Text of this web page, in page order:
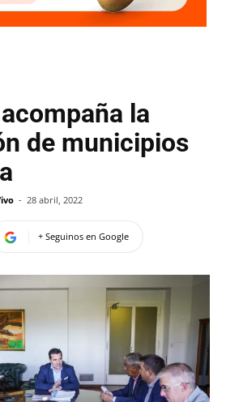
la
de municipios
- 28 abril, 2022
+ Seguinos en Google